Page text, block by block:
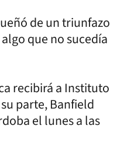
de un triunfazo
que no sucedía
recibirá a Instituto
parte, Banfield
el lunes a las